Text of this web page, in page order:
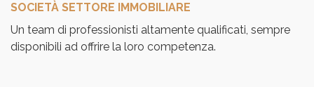
SOCIETÀ SETTORE IMMOBILIARE
Un team di professionisti altamente qualificati, sempre
disponibili ad offrire la loro competenza.